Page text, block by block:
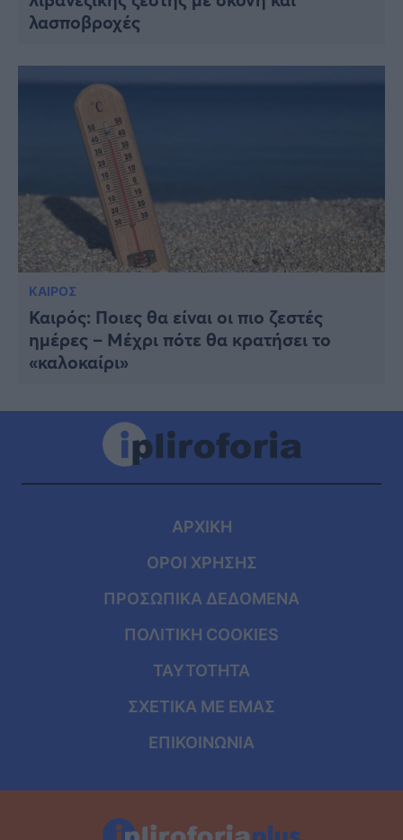
λασποβροχές
ΚΑΙΡΟΣ
Καιρός: Ποιες θα είναι οι πιο ζεστές
ημέρες – Μέχρι πότε θα κρατήσει το
«καλοκαίρι»
ΑΡΧΙΚΗ
ΟΡΟΙ ΧΡΗΣΗΣ
ΠΡΟΣΩΠΙΚΑ ΔΕΔΟΜΕΝΑ
ΠΟΛΙΤΙΚΗ COOKIES
ΤΑΥΤΟΤΗΤΑ
ΣΧΕΤΙΚΑ ΜΕ ΕΜΑΣ
ΕΠΙΚΟΙΝΩΝΙΑ